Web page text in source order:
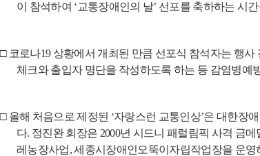
이 참석하여 ‘교통장애인의 날’ 선포를 축하하는 시
□ 코로나19 상황에서 개최된 만큼 선포식 참석자는 행사
체크와 출입자 명단을 작성하도록 하는 등 감염병예
□ 올해 처음으로 제정된 ‘자랑스런 교통인상’은 대한장
다. 정진완 회장은 2000년 시드니 패럴림픽 사격 금
레농장사업,세종시장애인오뚝이자립작업장을 운